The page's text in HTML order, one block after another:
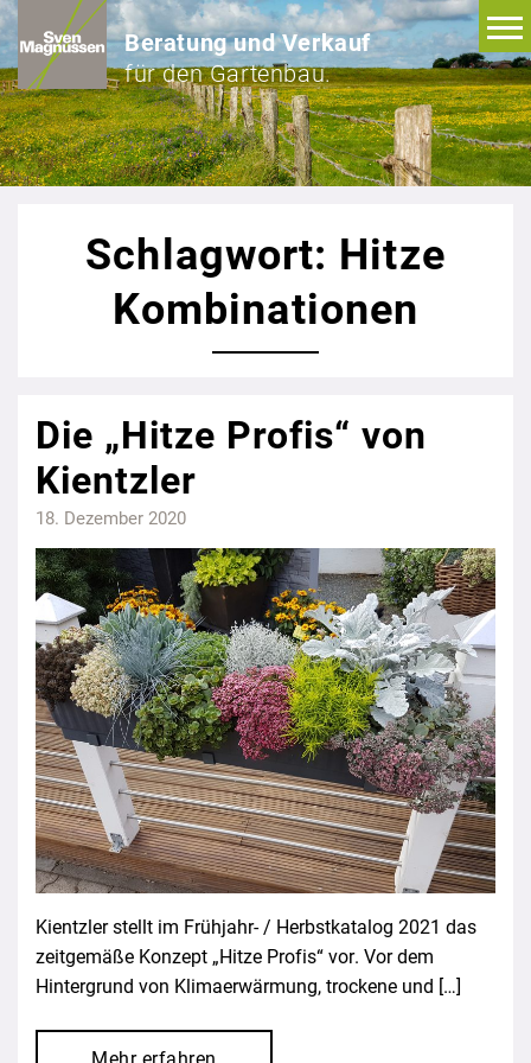
Beratung und Verkauf
für den Gartenbau.
Schlagwort: Hitze
Kombinationen
Die „Hitze Profis“ von
Kientzler
18. Dezember 2020
Kientzler stellt im Frühjahr- / Herbstkatalog 2021 das
zeitgemäße Konzept „Hitze Profis“ vor. Vor dem
Hintergrund von Klimaerwärmung, trockene und […]